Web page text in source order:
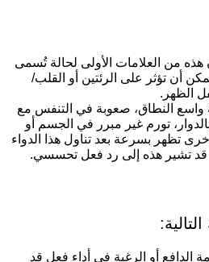
من العلامات الأولى لحالة تُسمى
أن تؤثر على الرئتين أو القلب/
الظهر.
النطاق، صعوبة في التنفس مع
تورم غير مبرر في الجسم أو
تظهر بسرعة بعد تناول هذا الدواء
قد تشير هذه إلى رد فعل تحسسي.
الدافع أو الرغبة في أداء فعل قد